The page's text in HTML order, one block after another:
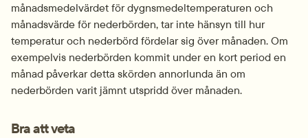
månadsmedelvärdet för dygnsmedeltemperaturen och
månadsvärde för nederbörden, tar inte hänsyn till hur
temperatur och nederbörd fördelar sig över månaden. Om
exempelvis nederbörden kommit under en kort period en
månad påverkar detta skörden annorlunda än om
nederbörden varit jämnt utspridd över månaden.
Bra att veta